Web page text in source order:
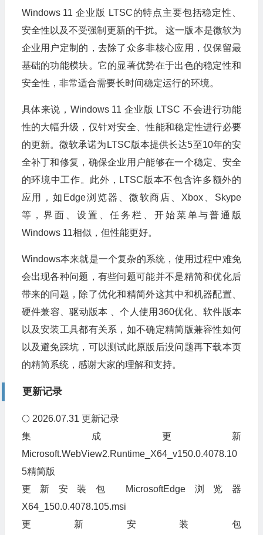
Windows 11 企业版 LTSC的特点主要包括稳定性、
安全性以及不受强制更新的干扰。‌ 这一版本是微软为
企业用户定制的，去除了众多非核心应用，仅保留最
基础的功能模块。它的显著优势在于出色的稳定性和
安全性，非常适合需要长时间稳定运行的环境‌。
具体来说，Windows 11 企业版 LTSC 不会进行功能
性的大幅升级，仅针对安全、性能和稳定性进行必要
的更新。微软承诺为LTSC版本提供长达5至10年的安
全补丁和修复，确保企业用户能够在一个稳定、安全
的环境中工作。此外，LTSC版本不包含许多额外的
应用，如Edge浏览器、微软商店、Xbox、Skype
等，界面、设置、任务栏、开始菜单与普通版
Windows 11相似，但性能更好‌。
Windows本来就是一个复杂的系统，使用过程中难免
会出现各种问题，有些问题可能并不是精简和优化后
带来的问题，除了优化和精简外这其中和机器配置、
硬件兼容、驱动版本 、个人使用360优化、软件版本
以及安装工具都有关系，如不确定精简版兼容性如何
以及避免踩坑，可以测试此原版后没问题再下载本页
的精简系统，感谢大家的理解和支持。
更新记录
🌕 2026.07.31 更新记录
集成更新
Microsoft.WebView2.Runtime_X64_v150.0.4078.10
5精简版
更新安装包 MicrosoftEdge浏览器
X64_150.0.4078.105.msi
更新安装包